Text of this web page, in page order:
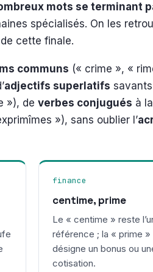
mots se terminant
spécialisés. On les
cette finale.
communs (« crime », «
adjectifs superlatifs
»), de verbes conjugués à
»), sans oublier l’
finance
centime, prime
Le « centime » reste
référence ; la « prime »
désigne un bonus ou
cotisation.